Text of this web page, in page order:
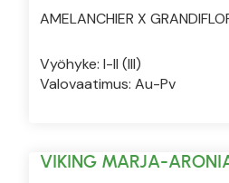
AMELANCHIER X
Vyöhyke: I-II (III)
Valovaatimus: Au-Pv
VIKING MARJA-